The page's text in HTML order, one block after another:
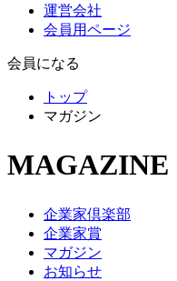
運営会社
会員用ページ
会員になる
トップ
マガジン
MAGAZINE
企業家倶楽部
企業家賞
マガジン
お知らせ